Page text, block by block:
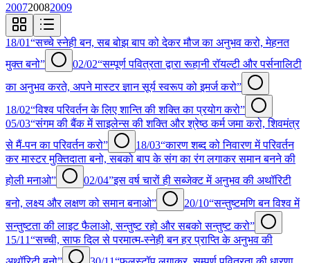
200720082009
18/01“सच्चे स्नेही बन, सब बोझ बाप को देकर मौज का अनुभव करो, मेहनत
मुक्त बनो”
02/02“सम्पूर्ण पवित्रता द्वारा रूहानी रॉयल्टी और पर्सनालिटी
का अनुभव करते, अपने मास्टर ज्ञान सूर्य स्वरूप को इमर्ज करो”
18/02“विश्व परिवर्तन के लिए शान्ति की शक्ति का प्रयोग करो”
05/03“संगम की बैंक में साइलेन्स की शक्ति और श्रेष्ठ कर्म जमा करो, शिवमंत्र
से मैं-पन का परिवर्तन करो”
18/03“कारण शब्द को निवारण में परिवर्तन
कर मास्टर मुक्तिदाता बनो, सबको बाप के संग का रंग लगाकर समान बनने की
होली मनाओ”
02/04”इस वर्ष चारों ही सब्जेक्ट में अनुभव की अथॉरिटी
बनो, लक्ष्य और लक्षण को समान बनाओ”
20/10“सन्तुष्टमणि बन विश्व में
सन्तुष्टता की लाइट फैलाओ, सन्तुष्ट रहो और सबको सन्तुष्ट करो”
15/11“सच्ची, साफ दिल से परमात्म-स्नेही बन हर प्राप्ति के अनुभव की